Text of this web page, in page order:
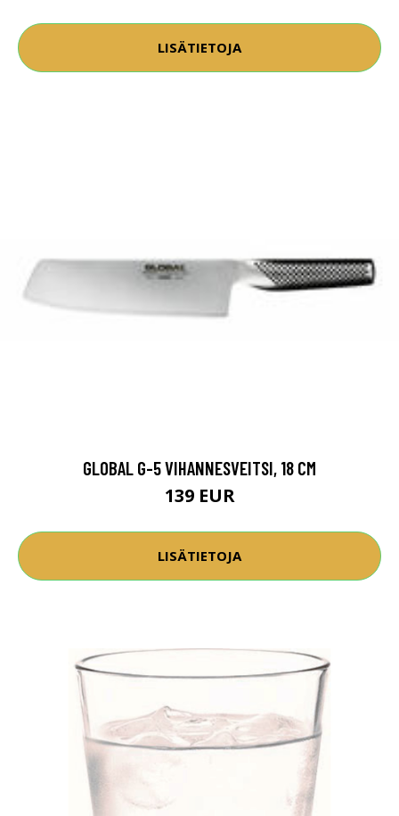
LISÄTIETOJA
GLOBAL G-5 VIHANNESVEITSI, 18 CM
139 EUR
LISÄTIETOJA